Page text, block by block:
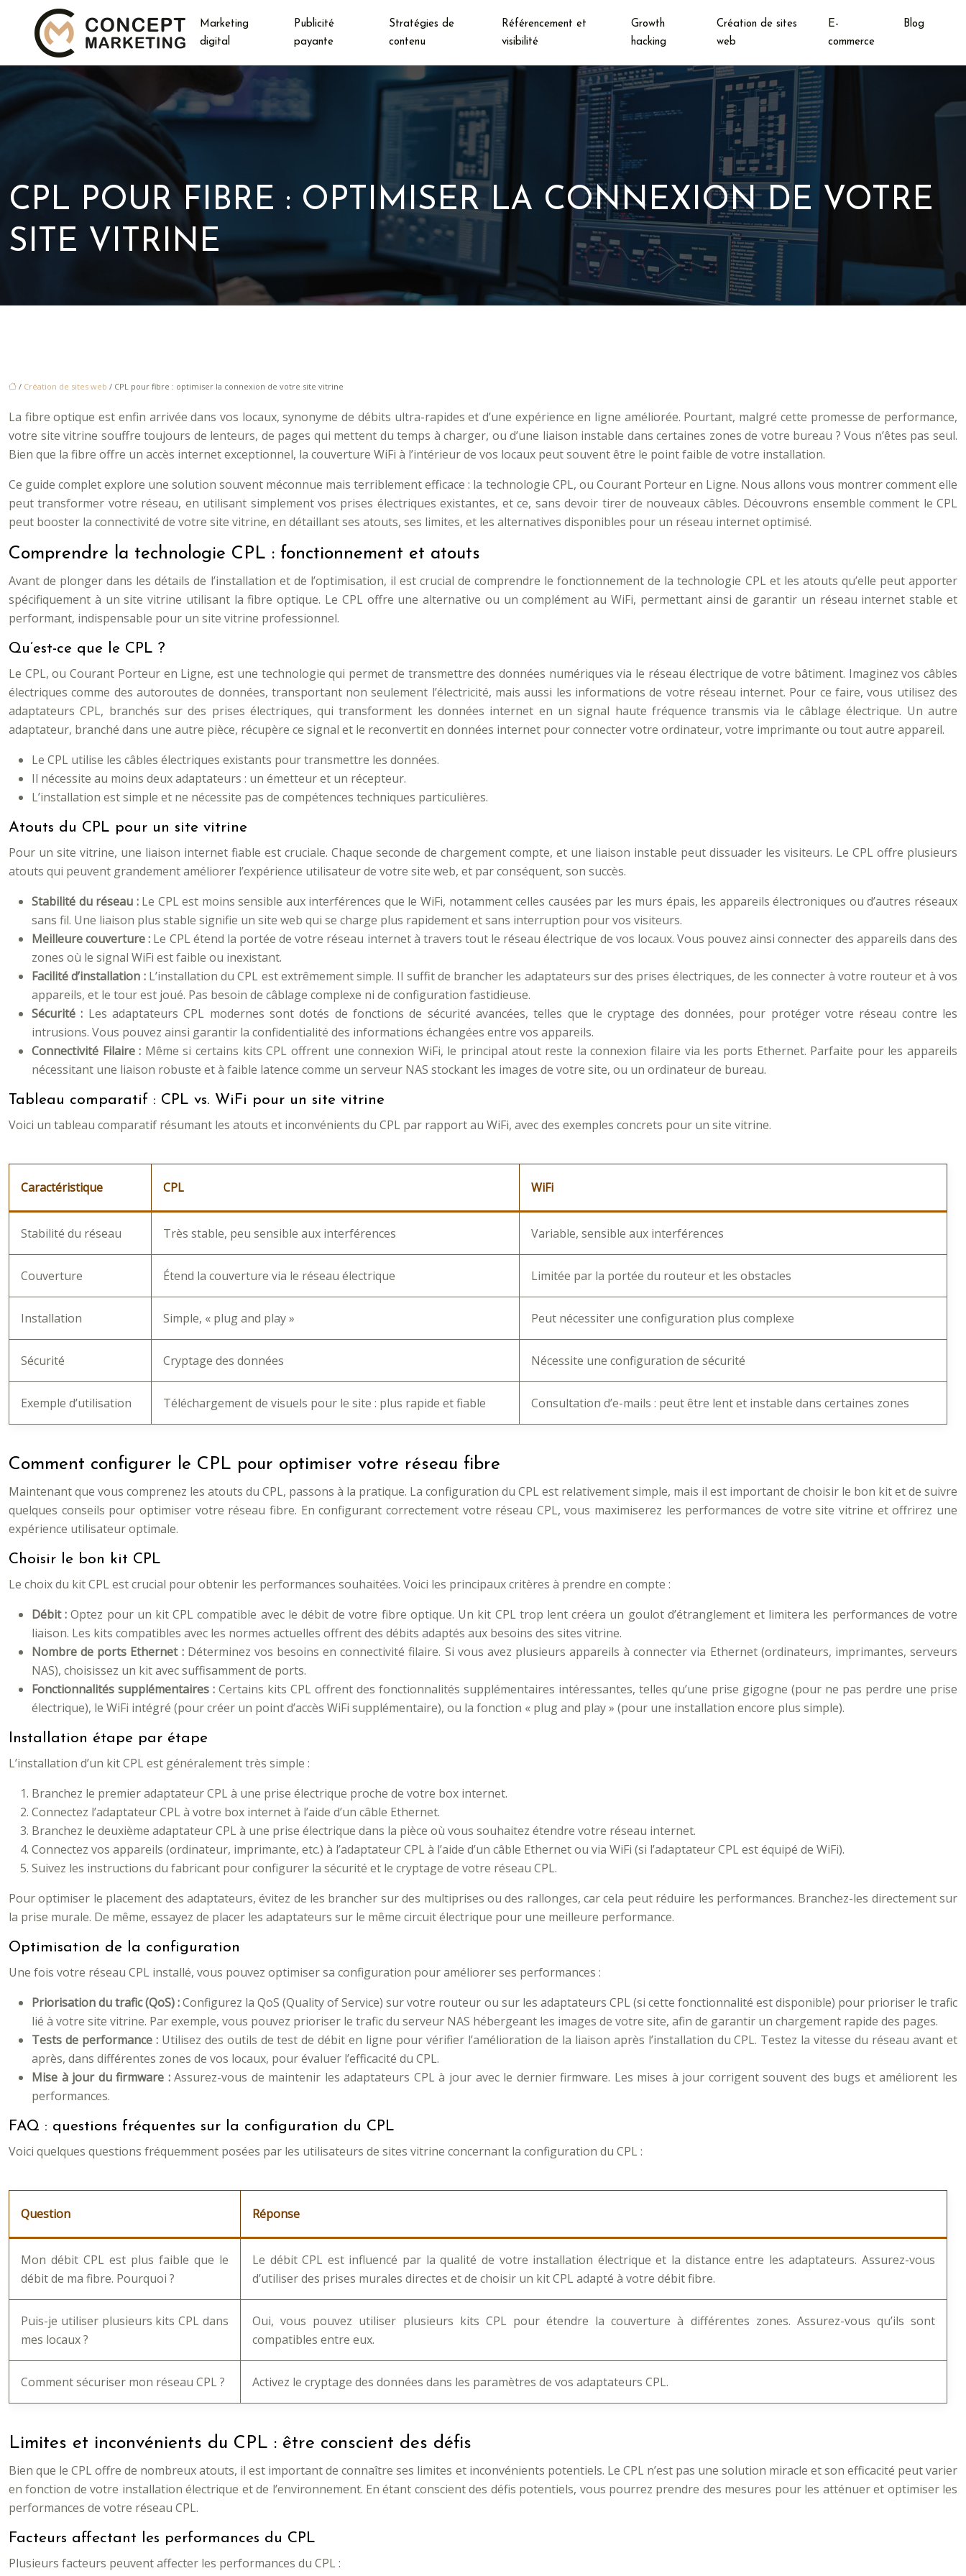
Marketing
digital
Publicité
payante
Stratégies de
contenu
Référencement et
visibilité
Growth
hacking
Création de sites
web
E-
commerce
Blog
CPL POUR FIBRE : OPTIMISER LA CONNEXION DE VOTRE
SITE VITRINE
/ Création de sites web / CPL pour fibre : optimiser la connexion de votre site vitrine
La fibre optique est enfin arrivée dans vos locaux, synonyme de débits ultra-rapides et d’une expérience en ligne améliorée. Pourtant, malgré cette promesse de performance,
votre site vitrine souffre toujours de lenteurs, de pages qui mettent du temps à charger, ou d’une liaison instable dans certaines zones de votre bureau ? Vous n’êtes pas seul.
Bien que la fibre offre un accès internet exceptionnel, la couverture WiFi à l’intérieur de vos locaux peut souvent être le point faible de votre installation.
Ce guide complet explore une solution souvent méconnue mais terriblement efficace : la technologie CPL, ou Courant Porteur en Ligne. Nous allons vous montrer comment elle
peut transformer votre réseau, en utilisant simplement vos prises électriques existantes, et ce, sans devoir tirer de nouveaux câbles. Découvrons ensemble comment le CPL
peut booster la connectivité de votre site vitrine, en détaillant ses atouts, ses limites, et les alternatives disponibles pour un réseau internet optimisé.
Comprendre la technologie CPL : fonctionnement et atouts
Avant de plonger dans les détails de l’installation et de l’optimisation, il est crucial de comprendre le fonctionnement de la technologie CPL et les atouts qu’elle peut apporter
spécifiquement à un site vitrine utilisant la fibre optique. Le CPL offre une alternative ou un complément au WiFi, permettant ainsi de garantir un réseau internet stable et
performant, indispensable pour un site vitrine professionnel.
Qu’est-ce que le CPL ?
Le CPL, ou Courant Porteur en Ligne, est une technologie qui permet de transmettre des données numériques via le réseau électrique de votre bâtiment. Imaginez vos câbles
électriques comme des autoroutes de données, transportant non seulement l’électricité, mais aussi les informations de votre réseau internet. Pour ce faire, vous utilisez des
adaptateurs CPL, branchés sur des prises électriques, qui transforment les données internet en un signal haute fréquence transmis via le câblage électrique. Un autre
adaptateur, branché dans une autre pièce, récupère ce signal et le reconvertit en données internet pour connecter votre ordinateur, votre imprimante ou tout autre appareil.
Le CPL utilise les câbles électriques existants pour transmettre les données.
Il nécessite au moins deux adaptateurs : un émetteur et un récepteur.
L’installation est simple et ne nécessite pas de compétences techniques particulières.
Atouts du CPL pour un site vitrine
Pour un site vitrine, une liaison internet fiable est cruciale. Chaque seconde de chargement compte, et une liaison instable peut dissuader les visiteurs. Le CPL offre plusieurs
atouts qui peuvent grandement améliorer l’expérience utilisateur de votre site web, et par conséquent, son succès.
Stabilité du réseau : Le CPL est moins sensible aux interférences que le WiFi, notamment celles causées par les murs épais, les appareils électroniques ou d’autres réseaux
sans fil. Une liaison plus stable signifie un site web qui se charge plus rapidement et sans interruption pour vos visiteurs.
Meilleure couverture : Le CPL étend la portée de votre réseau internet à travers tout le réseau électrique de vos locaux. Vous pouvez ainsi connecter des appareils dans des
zones où le signal WiFi est faible ou inexistant.
Facilité d’installation : L’installation du CPL est extrêmement simple. Il suffit de brancher les adaptateurs sur des prises électriques, de les connecter à votre routeur et à vos
appareils, et le tour est joué. Pas besoin de câblage complexe ni de configuration fastidieuse.
Sécurité : Les adaptateurs CPL modernes sont dotés de fonctions de sécurité avancées, telles que le cryptage des données, pour protéger votre réseau contre les
intrusions. Vous pouvez ainsi garantir la confidentialité des informations échangées entre vos appareils.
Connectivité Filaire : Même si certains kits CPL offrent une connexion WiFi, le principal atout reste la connexion filaire via les ports Ethernet. Parfaite pour les appareils
nécessitant une liaison robuste et à faible latence comme un serveur NAS stockant les images de votre site, ou un ordinateur de bureau.
Tableau comparatif : CPL vs. WiFi pour un site vitrine
Voici un tableau comparatif résumant les atouts et inconvénients du CPL par rapport au WiFi, avec des exemples concrets pour un site vitrine.
Caractéristique CPL WiFi
Stabilité du réseau Très stable, peu sensible aux interférences Variable, sensible aux interférences
Couverture Étend la couverture via le réseau électrique Limitée par la portée du routeur et les obstacles
Installation Simple, « plug and play » Peut nécessiter une configuration plus complexe
Sécurité Cryptage des données Nécessite une configuration de sécurité
Exemple d’utilisation Téléchargement de visuels pour le site : plus rapide et fiable Consultation d’e-mails : peut être lent et instable dans certaines zones
Comment configurer le CPL pour optimiser votre réseau fibre
Maintenant que vous comprenez les atouts du CPL, passons à la pratique. La configuration du CPL est relativement simple, mais il est important de choisir le bon kit et de suivre
quelques conseils pour optimiser votre réseau fibre. En configurant correctement votre réseau CPL, vous maximiserez les performances de votre site vitrine et offrirez une
expérience utilisateur optimale.
Choisir le bon kit CPL
Le choix du kit CPL est crucial pour obtenir les performances souhaitées. Voici les principaux critères à prendre en compte :
Débit :Optez pour un kit CPL compatible avec le débit de votre fibre optique. Un kit CPL trop lent créera un goulot d’étranglement et limitera les performances de votre
liaison. Les kits compatibles avec les normes actuelles offrent des débits adaptés aux besoins des sites vitrine.
Nombre de ports Ethernet : Déterminez vos besoins en connectivité filaire. Si vous avez plusieurs appareils à connecter via Ethernet (ordinateurs, imprimantes, serveurs
NAS), choisissez un kit avec suffisamment de ports.
Fonctionnalités supplémentaires : Certains kits CPL offrent des fonctionnalités supplémentaires intéressantes, telles qu’une prise gigogne (pour ne pas perdre une prise
électrique), le WiFi intégré (pour créer un point d’accès WiFi supplémentaire), ou la fonction « plug and play » (pour une installation encore plus simple).
Installation étape par étape
L’installation d’un kit CPL est généralement très simple :
Branchez le premier adaptateur CPL à une prise électrique proche de votre box internet.
Connectez l’adaptateur CPL à votre box internet à l’aide d’un câble Ethernet.
Branchez le deuxième adaptateur CPL à une prise électrique dans la pièce où vous souhaitez étendre votre réseau internet.
Connectez vos appareils (ordinateur, imprimante, etc.) à l’adaptateur CPL à l’aide d’un câble Ethernet ou via WiFi (si l’adaptateur CPL est équipé de WiFi).
Suivez les instructions du fabricant pour configurer la sécurité et le cryptage de votre réseau CPL.
Pour optimiser le placement des adaptateurs, évitez de les brancher sur des multiprises ou des rallonges, car cela peut réduire les performances. Branchez-les directement sur
la prise murale. De même, essayez de placer les adaptateurs sur le même circuit électrique pour une meilleure performance.
Optimisation de la configuration
Une fois votre réseau CPL installé, vous pouvez optimiser sa configuration pour améliorer ses performances :
Priorisation du trafic (QoS) :Configurez la QoS (Quality of Service) sur votre routeur ou sur les adaptateurs CPL (si cette fonctionnalité est disponible) pour prioriser le trafic
lié à votre site vitrine. Par exemple, vous pouvez prioriser le trafic du serveur NAS hébergeant les images de votre site, afin de garantir un chargement rapide des pages.
Tests de performance : Utilisez des outils de test de débit en ligne pour vérifier l’amélioration de la liaison après l’installation du CPL. Testez la vitesse du réseau avant et
après, dans différentes zones de vos locaux, pour évaluer l’efficacité du CPL.
Mise à jour du firmware :Assurez-vous de maintenir les adaptateurs CPL à jour avec le dernier firmware. Les mises à jour corrigent souvent des bugs et améliorent les
performances.
FAQ : questions fréquentes sur la configuration du CPL
Voici quelques questions fréquemment posées par les utilisateurs de sites vitrine concernant la configuration du CPL :
Question Réponse
Mon débit CPL est plus faible que le
débit de ma fibre. Pourquoi ?
Le débit CPL est influencé par la qualité de votre installation électrique et la distance entre les adaptateurs. Assurez-vous
d’utiliser des prises murales directes et de choisir un kit CPL adapté à votre débit fibre.
Puis-je utiliser plusieurs kits CPL dans
mes locaux ?
Oui, vous pouvez utiliser plusieurs kits CPL pour étendre la couverture à différentes zones. Assurez-vous qu’ils sont
compatibles entre eux.
Comment sécuriser mon réseau CPL ? Activez le cryptage des données dans les paramètres de vos adaptateurs CPL.
Limites et inconvénients du CPL : être conscient des défis
Bien que le CPL offre de nombreux atouts, il est important de connaître ses limites et inconvénients potentiels. Le CPL n’est pas une solution miracle et son efficacité peut varier
en fonction de votre installation électrique et de l’environnement. En étant conscient des défis potentiels, vous pourrez prendre des mesures pour les atténuer et optimiser les
performances de votre réseau CPL.
Facteurs affectant les performances du CPL
Plusieurs facteurs peuvent affecter les performances du CPL :